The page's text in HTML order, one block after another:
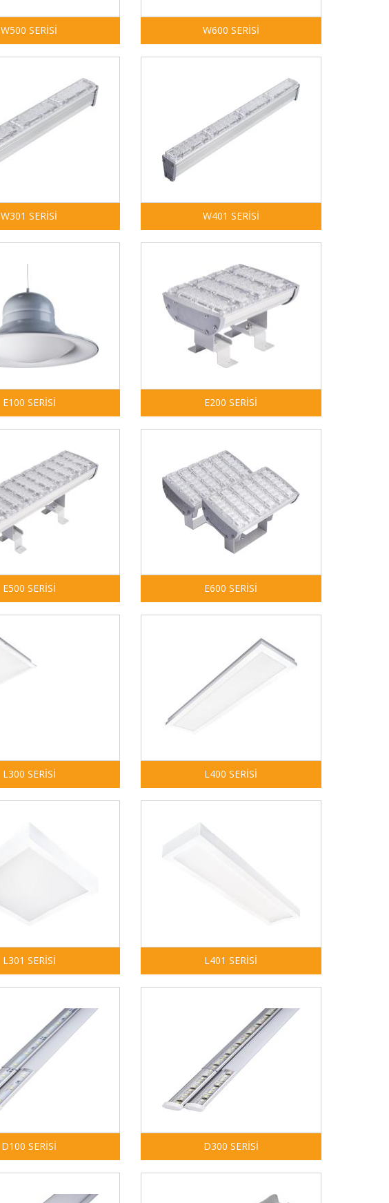
W500 SERİSİ W600 SERİSİ
W301 SERİSİ W401 SERİSİ
E100 SERİSİ E200 SERİSİ
E500 SERİSİ E600 SERİSİ
L300 SERİSİ L400 SERİSİ
L301 SERİSİ L401 SERİSİ
D100 SERİSİ D300 SERİSİ